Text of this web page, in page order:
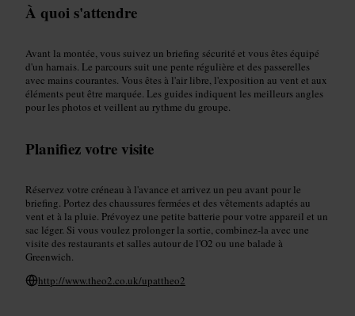
À quoi s'attendre
Avant la montée, vous suivez un briefing sécurité et vous êtes équipé
d'un harnais. Le parcours suit une pente régulière et des passerelles
avec mains courantes. Vous êtes à l'air libre, l'exposition au vent et aux
éléments peut être marquée. Les guides indiquent les meilleurs angles
pour les photos et veillent au rythme du groupe.
Planifiez votre visite
Réservez votre créneau à l'avance et arrivez un peu avant pour le
briefing. Portez des chaussures fermées et des vêtements adaptés au
vent et à la pluie. Prévoyez une petite batterie pour votre appareil et un
sac léger. Si vous voulez prolonger la sortie, combinez-la avec une
visite des restaurants et salles autour de l'O2 ou une balade à
Greenwich.
http://www.theo2.co.uk/upattheo2